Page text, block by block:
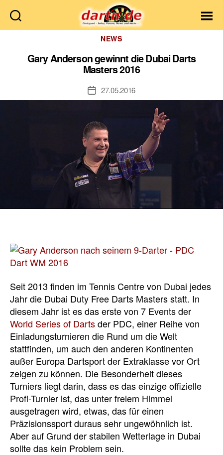
Dartn.de
Kategorien
NEWS
Gary Anderson gewinnt die Dubai Darts
Masters 2016
Veröffentlichungsdatum
27.05.2016
Seit 2013 finden im Tennis Centre von Dubai jedes
Jahr die Dubai Duty Free Darts Masters statt. In
diesem Jahr ist es das erste von 7 Events der
World Series of Dartsder PDC, einer Reihe von
Einladungsturnieren die Rund um die Welt
stattfinden, um auch den anderen Kontinenten
außer Europa Dartsport der Extraklasse vor Ort
zeigen zu können. Die Besonderheit dieses
Turniers liegt darin, dass es das einzige offizielle
Profi-Turnier ist, das unter freiem Himmel
ausgetragen wird, etwas, das für einen
Präzisionssport duraus sehr ungewöhnlich ist.
Aber auf Grund der stabilen Wetterlage in Dubai
sollte das kein Problem sein.